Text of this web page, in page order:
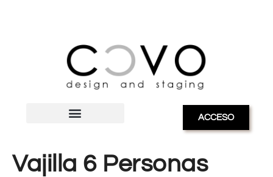
ACCESO
Vajilla 6 Personas